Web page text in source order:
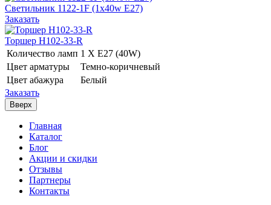
Светильник 1122-1F (1x40w E27)
Заказать
Торшер H102-33-R
Количество ламп 1 Х E27 (40W)
Цвет арматуры
Темно-коричневый
Цвет абажура
Белый
Заказать
Вверх
Главная
Каталог
Блог
Акции и скидки
Отзывы
Партнеры
Контакты